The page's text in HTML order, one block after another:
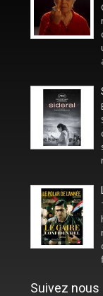
Suivez nous